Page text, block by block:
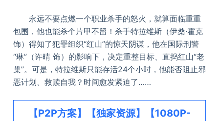
永远不要点燃一个职业杀手的怒火，就算面临重重
包围，他也能杀个片甲不留！杀手特拉维斯（伊桑∙霍克
饰）得知了犯罪组织“红山”的惊天阴谋，他在国际刑警
“琳”（许晴 饰）的影响下，决定重整目标、直捣红山“老
巢”。可是，特拉维斯只能存活24个小时，他能否阻止邪
恶计划、救赎自我？时间愈发紧迫了……
【P2P方案】【独家资源】【1080P-